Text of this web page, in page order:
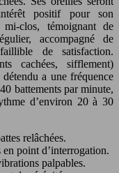
positif pour son
clos, témoignant de
accompagné de
de satisfaction.
cachées, sifflement)
a une fréquence
battements par minute,
d’environ 20 à 30
relâchées.
en point d’interrogation.
palpables.